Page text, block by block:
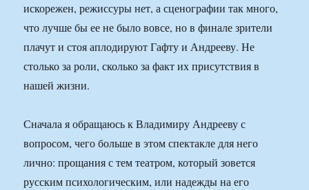
искорежен, режиссуры нет, а сценографии так много,
что лучше бы ее не было вовсе, но в финале зрители
плачут и стоя аплодируют Гафту и Андрееву. Не
столько за роли, сколько за факт их присутствия в
нашей жизни.
Сначала я обращаюсь к Владимиру Андрееву с
вопросом, чего больше в этом спектакле для него
лично: прощания с тем театром, который зовется
русским психологическим, или надежды на его